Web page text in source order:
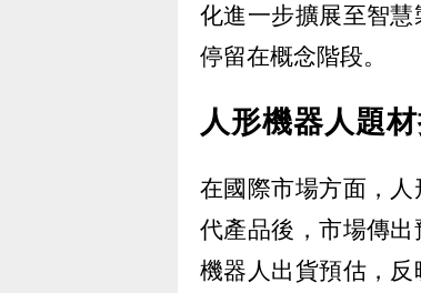
化進一步擴展至智
停留在概念階段。
人形機器人題
在國際市場方面，
代產品後，市場傳
機器人出貨預估，